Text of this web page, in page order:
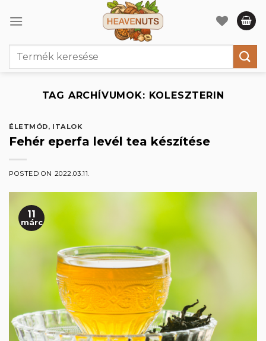
Keresés
TAG ARCHÍVUMOK: KOLESZTERIN
ÉLETMÓD, ITALOK
Fehér eperfa levél tea készítése
POSTED ON 2022.03.11.
11
márc